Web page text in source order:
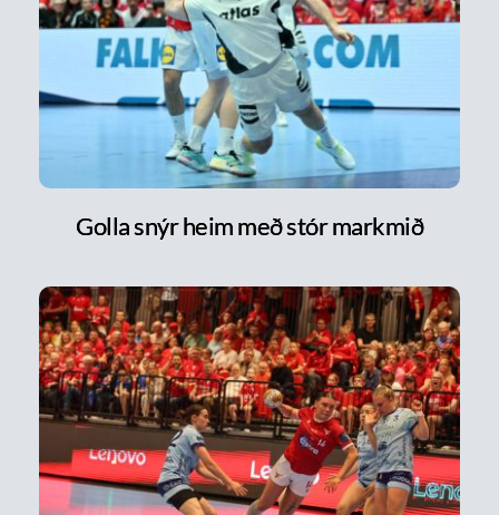
Golla snýr heim með stór markmið